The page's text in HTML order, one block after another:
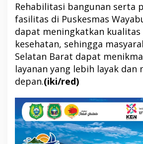
Rehabilitasi bangunan serta
fasilitas di Puskesmas
dapat meningkatkan kualitas
kesehatan, sehingga
Selatan Barat dapat
layanan yang lebih layak dan
depan.(iki/red)